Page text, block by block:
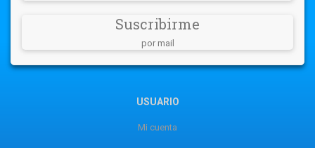
Suscribirme
por mail
USUARIO
Mi cuenta